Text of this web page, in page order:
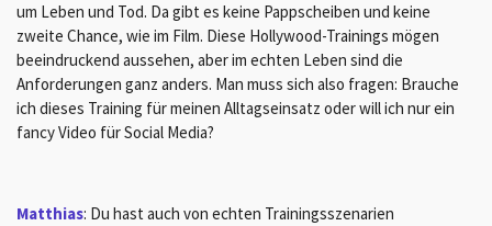
um Leben und Tod. Da gibt es keine Pappscheiben und keine
zweite Chance, wie im Film. Diese Hollywood-Trainings mögen
beeindruckend aussehen, aber im echten Leben sind die
Anforderungen ganz anders. Man muss sich also fragen: Brauche
ich dieses Training für meinen Alltagseinsatz oder will ich nur ein
fancy Video für Social Media?
Matthias: Du hast auch von echten Trainingsszenarien